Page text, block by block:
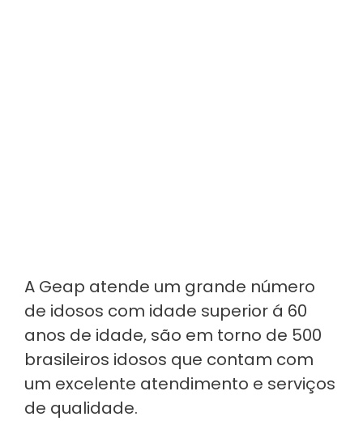
A Geap atende um grande número
de idosos com idade superior á 60
anos de idade, são em torno de 500
brasileiros idosos que contam com
um excelente atendimento e serviços
de qualidade.